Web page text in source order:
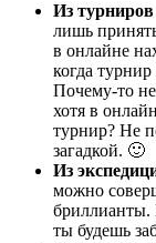
Из
лишь
в онлайне
когда
Почему-то
хотя в
турнир? Не
загадкой. 🙂
Из
можно
бриллианты.
ты будешь